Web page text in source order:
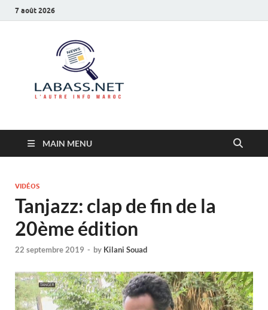
7 août 2026
MAIN MENU
VIDÉOS
Tanjazz: clap de fin de la
20ème édition
22 septembre 2019 - by Kilani Souad